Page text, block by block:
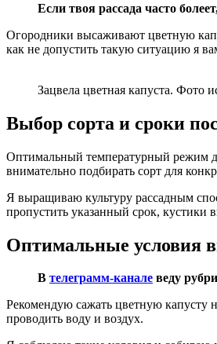
Если твоя рассада часто
Огородники высаживают цветную
как не допустить такую ситуацию я
Зацвела цветная капуста. Фото
Выбор сорта и сроки
Оптимальный температурный режим
внимательно подбирать сорт для
Я выращиваю культуру рассадным
пропустить указанный срок, кустики
Оптимальные условия
В телеграмм-канале веду
Рекомендую сажать цветную капусту
проводить воду и воздух.